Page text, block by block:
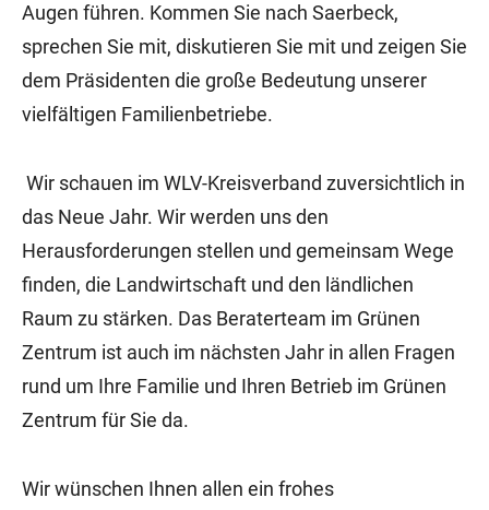
Augen führen. Kommen Sie nach Saerbeck,
sprechen Sie mit, diskutieren Sie mit und zeigen Sie
dem Präsidenten die große Bedeutung unserer
vielfältigen Familienbetriebe.
Wir schauen im WLV-Kreisverband zuversichtlich in
das Neue Jahr. Wir werden uns den
Herausforderungen stellen und gemeinsam Wege
finden, die Landwirtschaft und den ländlichen
Raum zu stärken. Das Beraterteam im Grünen
Zentrum ist auch im nächsten Jahr in allen Fragen
rund um Ihre Familie und Ihren Betrieb im Grünen
Zentrum für Sie da.
Wir wünschen Ihnen allen ein frohes